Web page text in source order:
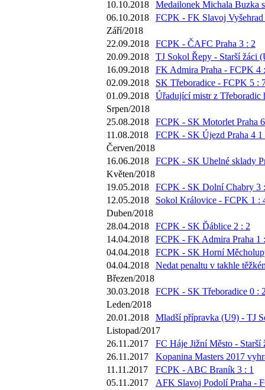
10.10.2018
Medailonek Michala Buzka
06.10.2018
FCPK - FK Slavoj Vyšehrad
Září/2018
22.09.2018
FCPK - ČAFC Praha 3 : 2
20.09.2018
TJ Sokol Řepy - Starší žáci
16.09.2018
FK Admira Praha - FCPK 4
02.09.2018
SK Třeboradice - FCPK 5 :
01.09.2018
Úřadující mistr z Třeboradic
Srpen/2018
25.08.2018
FCPK - SK Motorlet Praha
11.08.2018
FCPK - SK Újezd Praha 4 1
Červen/2018
16.06.2018
FCPK - SK Uhelné sklady
Květen/2018
19.05.2018
FCPK - SK Dolní Chabry 3
12.05.2018
Sokol Královice - FCPK 1 :
Duben/2018
28.04.2018
FCPK - SK Ďáblice 2 : 2
14.04.2018
FCPK - FK Admira Praha 1
04.04.2018
FCPK - SK Horní
04.04.2018
Nedat penaltu v takhle
Březen/2018
30.03.2018
FCPK - SK Třeboradice 0 :
Leden/2018
20.01.2018
Mladší přípravka (U9) - TJ
Listopad/2017
26.11.2017
FC Háje Jižní Město - Starší
26.11.2017
Kopanina Masters 2017
11.11.2017
FCPK - ABC Braník 3 : 1
05.11.2017
AFK Slavoj Podolí Praha -